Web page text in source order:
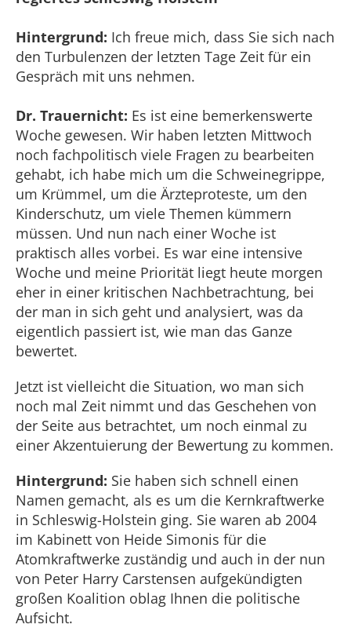
Hintergrund: Ich freue mich, dass Sie sich nach
den Turbulenzen der letzten Tage Zeit für ein
Gespräch mit uns nehmen.
Dr. Trauernicht: Es ist eine bemerkenswerte
Woche gewesen. Wir haben letzten Mittwoch
noch fachpolitisch viele Fragen zu bearbeiten
gehabt, ich habe mich um die Schweinegrippe,
um Krümmel, um die Ärzteproteste, um den
Kinderschutz, um viele Themen kümmern
müssen. Und nun nach einer Woche ist
praktisch alles vorbei. Es war eine intensive
Woche und meine Priorität liegt heute morgen
eher in einer kritischen Nachbetrachtung, bei
der man in sich geht und analysiert, was da
eigentlich passiert ist, wie man das Ganze
bewertet.
Jetzt ist vielleicht die Situation, wo man sich
noch mal Zeit nimmt und das Geschehen von
der Seite aus betrachtet, um noch einmal zu
einer Akzentuierung der Bewertung zu kommen.
Hintergrund: Sie haben sich schnell einen
Namen gemacht, als es um die Kernkraftwerke
in Schleswig-Holstein ging. Sie waren ab 2004
im Kabinett von Heide Simonis für die
Atomkraftwerke zuständig und auch in der nun
von Peter Harry Carstensen aufgekündigten
großen Koalition oblag Ihnen die politische
Aufsicht.